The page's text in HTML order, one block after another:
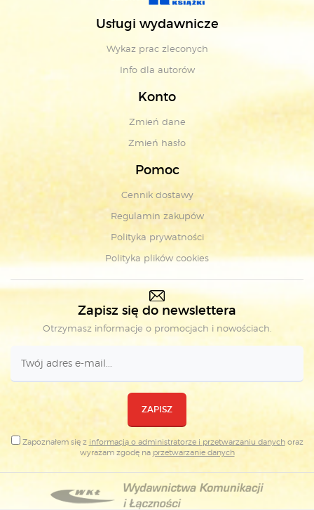
Usługi wydawnicze
Wykaz prac zleconych
Info dla autorów
Konto
Zmień dane
Zmień hasło
Pomoc
Cennik dostawy
Regulamin zakupów
Polityka prywatności
Polityka plików cookies
Zapisz się do newslettera
Otrzymasz informacje o promocjach i nowościach.
ZAPISZ
Zapoznałem się z informacją o administratorze i przetwarzaniu danychoraz
wyrażam zgodę na przetwarzanie danych